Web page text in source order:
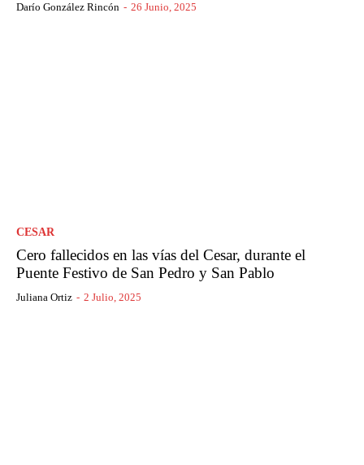
Darío González Rincón - 26 Junio, 2025
CESAR
Cero fallecidos en las vías del Cesar, durante el
Puente Festivo de San Pedro y San Pablo
Juliana Ortiz - 2 Julio, 2025